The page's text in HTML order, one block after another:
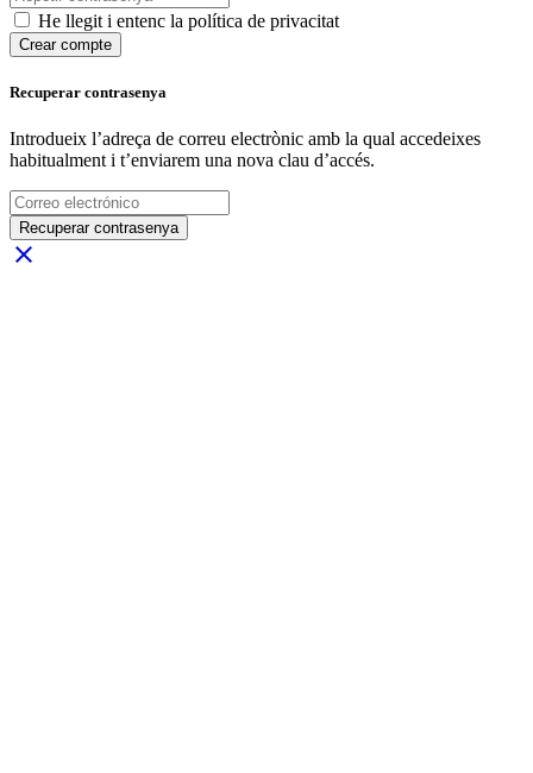
He llegit i entenc la política de privacitat
Crear compte
Recuperar contrasenya
Introdueix l’adreça de correu electrònic amb la qual accedeixes
habitualment i t’enviarem una nova clau d’accés.
Recuperar contrasenya
close